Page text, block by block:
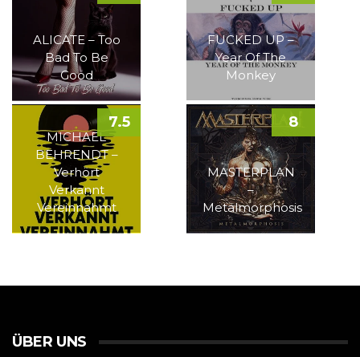
ALICATE – Too
Bad To Be
Good
FUCKED UP –
Year Of The
Monkey
MICHAEL
BEHRENDT –
Verhört
Verkannt
Vereinnahmt
7.5
MASTERPLAN
–
Metalmorphosis
8
ÜBER UNS